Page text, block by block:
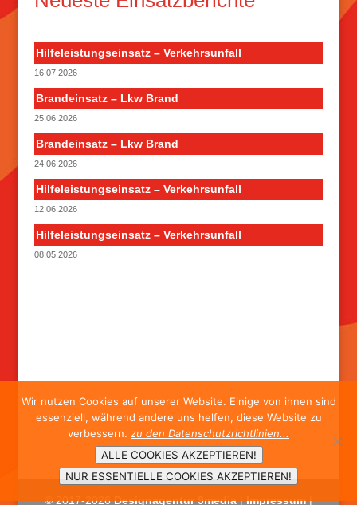
Hilfeleistungseinsatz – Verkehrsunfall
16.07.2026
Brandeinsatz – Lkw Brand
25.06.2026
Brandeinsatz – Lkw Brand
24.06.2026
Hilfeleistungseinsatz – Verkehrsunfall
12.06.2026
Hilfeleistungseinsatz – Verkehrsunfall
08.05.2026
© 2017-2026 Designagentur 9media|Impressum|
Wir nutzen Cookies auf unserer Website. Einige von ihnen sind
essenziell, während andere uns helfen, diese Website zu
verbessern. zu den Datenschutzrichtlinien...
ALLE COOKIES AKZEPTIEREN!
NUR ESSENTIELLE COOKIES AKZEPTIEREN!